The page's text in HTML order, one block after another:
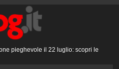
pieghevole il 22 luglio: scopri le